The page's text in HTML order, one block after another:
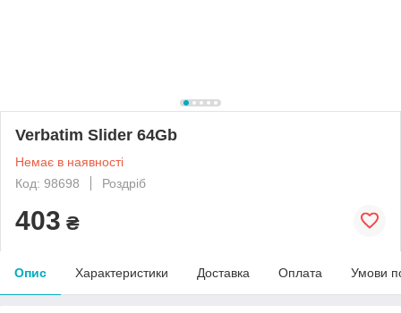
Verbatim Slider 64Gb
Немає в наявності
Код: 98698
Роздріб
403 ₴
Опис Характеристики Доставка Оплата Умови